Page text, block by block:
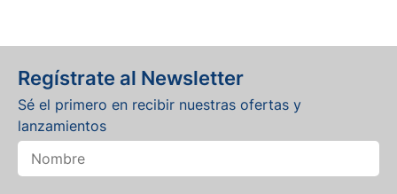
Regístrate al Newsletter
Sé el primero en recibir nuestras ofertas y
lanzamientos